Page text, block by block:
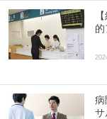
病
サ